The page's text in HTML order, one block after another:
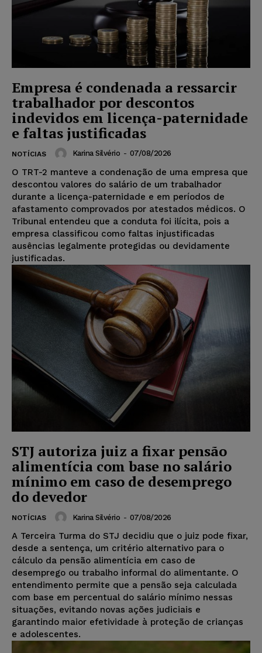
Empresa é condenada a ressarcir
trabalhador por descontos
indevidos em licença-paternidade
e faltas justificadas
NOTÍCIAS Karina Silvério - 07/08/2026
O TRT-2 manteve a condenação de uma empresa que
descontou valores do salário de um trabalhador
durante a licença-paternidade e em períodos de
afastamento comprovados por atestados médicos. O
Tribunal entendeu que a conduta foi ilícita, pois a
empresa classificou como faltas injustificadas
ausências legalmente protegidas ou devidamente
justificadas.
STJ autoriza juiz a fixar pensão
alimentícia com base no salário
mínimo em caso de desemprego
do devedor
NOTÍCIAS Karina Silvério - 07/08/2026
A Terceira Turma do STJ decidiu que o juiz pode fixar,
desde a sentença, um critério alternativo para o
cálculo da pensão alimentícia em caso de
desemprego ou trabalho informal do alimentante. O
entendimento permite que a pensão seja calculada
com base em percentual do salário mínimo nessas
situações, evitando novas ações judiciais e
garantindo maior efetividade à proteção de crianças
e adolescentes.